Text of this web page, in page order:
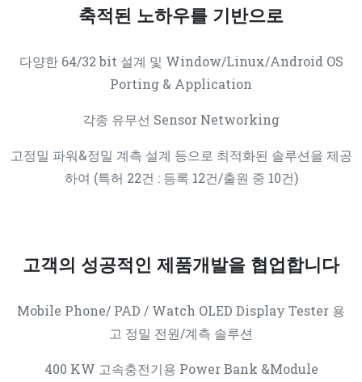
축적된 노하우를 기반으로
다양한 64/32 bit 설계 및 Window/Linux/Android OS
Porting & Application
각종 유무선 Sensor Networking
고정밀 파워&정밀 계측 설계 등으로 최적화된 솔루션을 제공
하여 (특허 22건 : 등록 12건/출원 중 10건)
고객의 성공적인 제품개발을 협업합니다
Mobile Phone/ PAD / Watch OLED Display Tester 용
고 정밀 전원/계측 솔루션
400 KW 고속충전기용 Power Bank &Module